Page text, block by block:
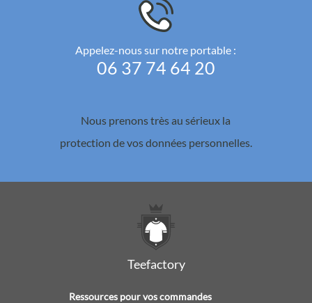
Appelez-nous sur notre portable :
06 37 74 64 20
Nous prenons très au sérieux la
protection de vos données personnelles.
Teefactory
Ressources pour vos commandes